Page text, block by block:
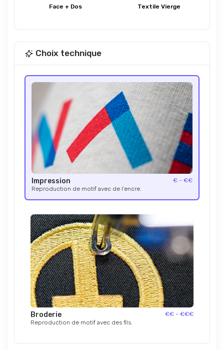
Face + Dos Textile Vierge
Choix technique
Impression
€ - €€
Reproduction de motif avec de l’encre.
Broderie
€€ - €€€
Reproduction de motif avec des fils.